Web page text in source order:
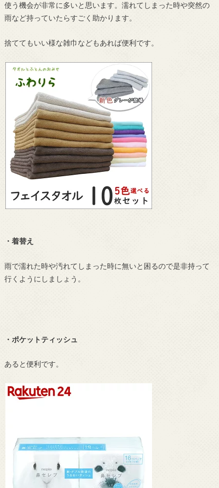
使う機会が非常に多いと思います。濡れてしまった時や突然の
雨など持っていたらすごく助かります。
捨ててもいい様な雑巾などもあれば便利です。
・着替え
雨で濡れた時や汚れてしまった時に無いと困るので是非持って
行くようにしましょう。
・ポケットティッシュ
あると便利です。